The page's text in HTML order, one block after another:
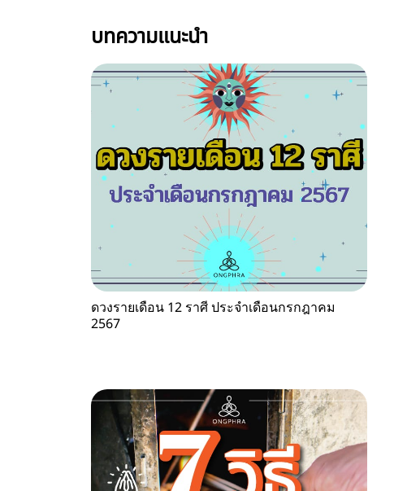
บทความแนะนำ
ดวงรายเดือน 12 ราศี ประจำเดือนกรกฎาคม
2567